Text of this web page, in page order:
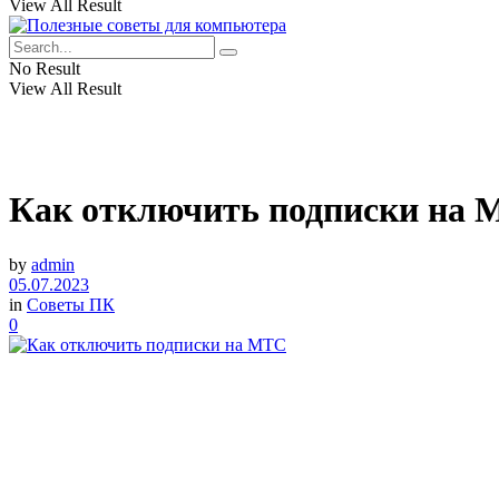
View All Result
No Result
View All Result
Как отключить подписки на
by admin
05.07.2023
in Советы ПК
0